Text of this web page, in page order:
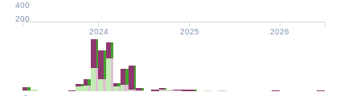
2024 2025 2026
200
400